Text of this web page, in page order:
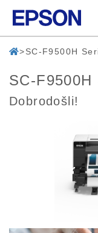
SC-F9500H
SC-F9500H
Dobrodošli!